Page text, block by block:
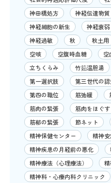
神田橋処方
神経伝達物質
神経細胞の新生
神経衰弱
神経過敏
秋 秋土用
空咳
空腹時血糖 空
立ちくらみ
竹筎温胆湯
第一選択肢
第三世代の
第四の職位
筋弛緩
筋肉の緊張
筋肉をほぐす
筋郁の緊張
節ネット
精神保健センター
精神安
精神疾患の月経前の悪化
精神療法（心理療法）
精神科・心療内科クリニック